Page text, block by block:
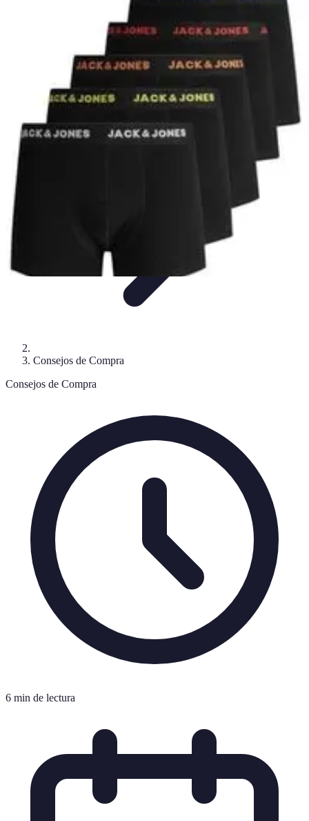
Consejos de CompraGuías de
Análisis de ExpertosConsejos de Compras
Black Friday en Línea
Consejos de Compra
Consejos de Compra
6 min de lectura